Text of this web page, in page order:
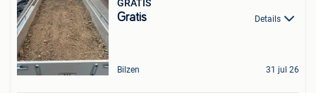
GRATIS
Gratis Details
Bilzen 31 jul 26